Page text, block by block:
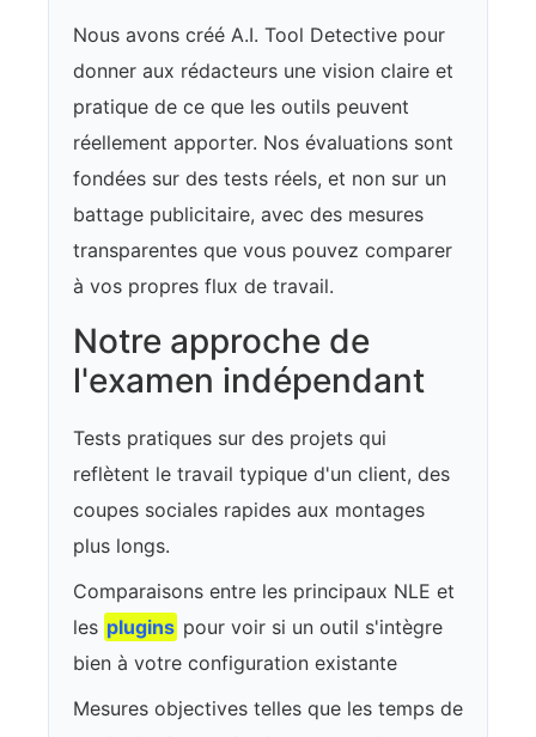
Nous avons créé A.I. Tool Detective pour
donner aux rédacteurs une vision claire et
pratique de ce que les outils peuvent
réellement apporter. Nos évaluations sont
fondées sur des tests réels, et non sur un
battage publicitaire, avec des mesures
transparentes que vous pouvez comparer
à vos propres flux de travail.
Notre approche de
l'examen indépendant
Tests pratiques sur des projets qui
reflètent le travail typique d'un client, des
coupes sociales rapides aux montages
plus longs.
Comparaisons entre les principaux NLE et
les plugins pour voir si un outil s'intègre
bien à votre configuration existante
Mesures objectives telles que les temps de